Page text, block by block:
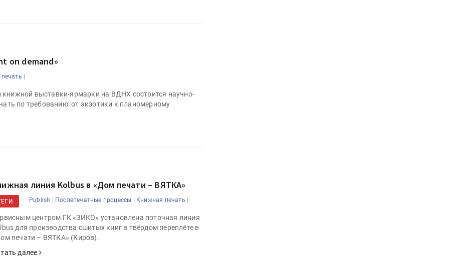
on demand»
|
выставки-ярмарки на ВДНХ состоится научно-
по требованию: от экзотики к планомерному
линия Kolbus в «Дом печати – ВЯТКА»
Publish | Послепечатные процессы | Книжная печать |
центром ГК «ЗИКО» установлена поточная линия
для производства сшитых книг в твёрдом переплёте в
печати – ВЯТКА» (Киров).
далее